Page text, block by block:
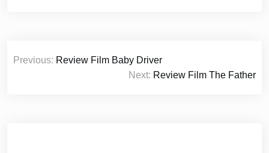
Post
Previous: Review Film Baby Driver
Next: Review Film The Father